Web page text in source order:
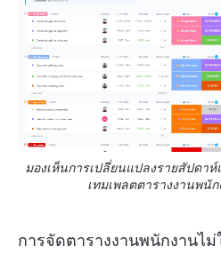
มองเห็นการเปลี่ยนแปลงรายสัปดา
เทมเพลตตารางงานพนั
การจัดตารางงานพนักงานไ